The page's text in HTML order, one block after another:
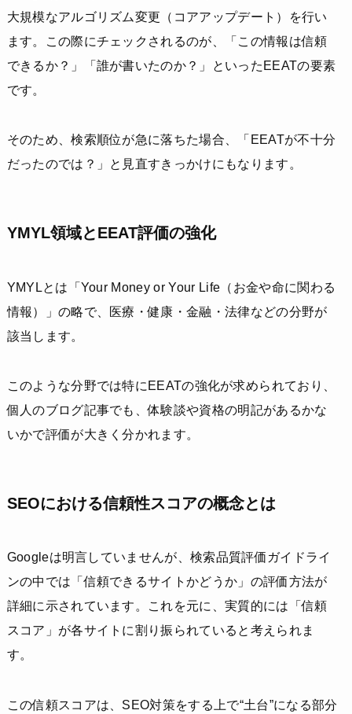
大規模なアルゴリズム変更（コアアップデート）を行い
ます。この際にチェックされるのが、「この情報は信頼
できるか？」「誰が書いたのか？」といったEEATの要素
です。
そのため、検索順位が急に落ちた場合、「EEATが不十分
だったのでは？」と見直すきっかけにもなります。
YMYL領域とEEAT評価の強化
YMYLとは「Your Money or Your Life（お金や命に関わる
情報）」の略で、医療・健康・金融・法律などの分野が
該当します。
このような分野では特にEEATの強化が求められており、
個人のブログ記事でも、体験談や資格の明記があるかな
いかで評価が大きく分かれます。
SEOにおける信頼性スコアの概念とは
Googleは明言していませんが、検索品質評価ガイドライ
ンの中では「信頼できるサイトかどうか」の評価方法が
詳細に示されています。これを元に、実質的には「信頼
スコア」が各サイトに割り振られていると考えられま
す。
この信頼スコアは、SEO対策をする上で“土台”になる部分